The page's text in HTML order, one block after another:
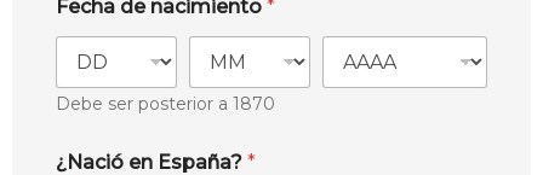
Fecha de nacimiento *
Debe ser posterior a 1870
¿Nació en España? *